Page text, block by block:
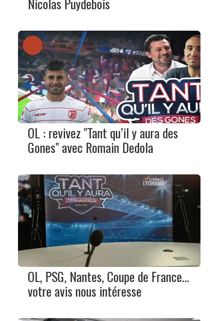
Nicolas Puydebois
OL : revivez "Tant qu’il y aura des
Gones" avec Romain Dedola
OL, PSG, Nantes, Coupe de France…
votre avis nous intéresse